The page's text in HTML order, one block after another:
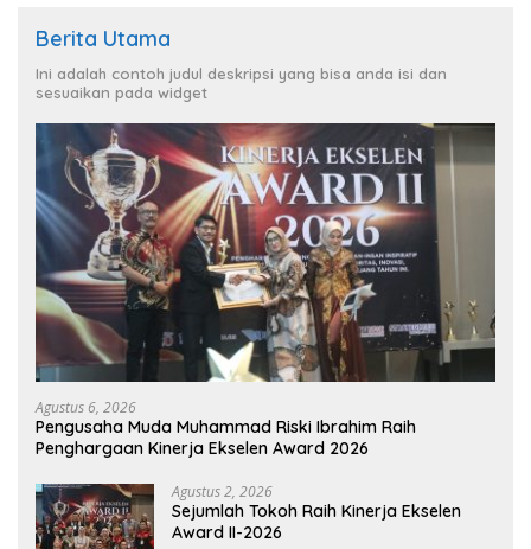
Berita Utama
Ini adalah contoh judul deskripsi yang bisa anda isi dan
sesuaikan pada widget
Agustus 6, 2026
Pengusaha Muda Muhammad Riski Ibrahim Raih
Penghargaan Kinerja Ekselen Award 2026
Agustus 2, 2026
Sejumlah Tokoh Raih Kinerja Ekselen
Award II-2026